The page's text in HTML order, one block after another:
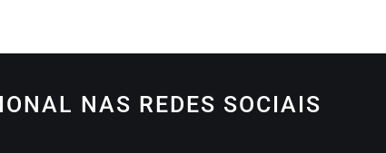
NAS REDES SOCIAIS